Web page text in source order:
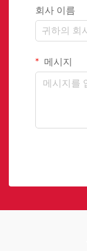
회사 이름
메시지